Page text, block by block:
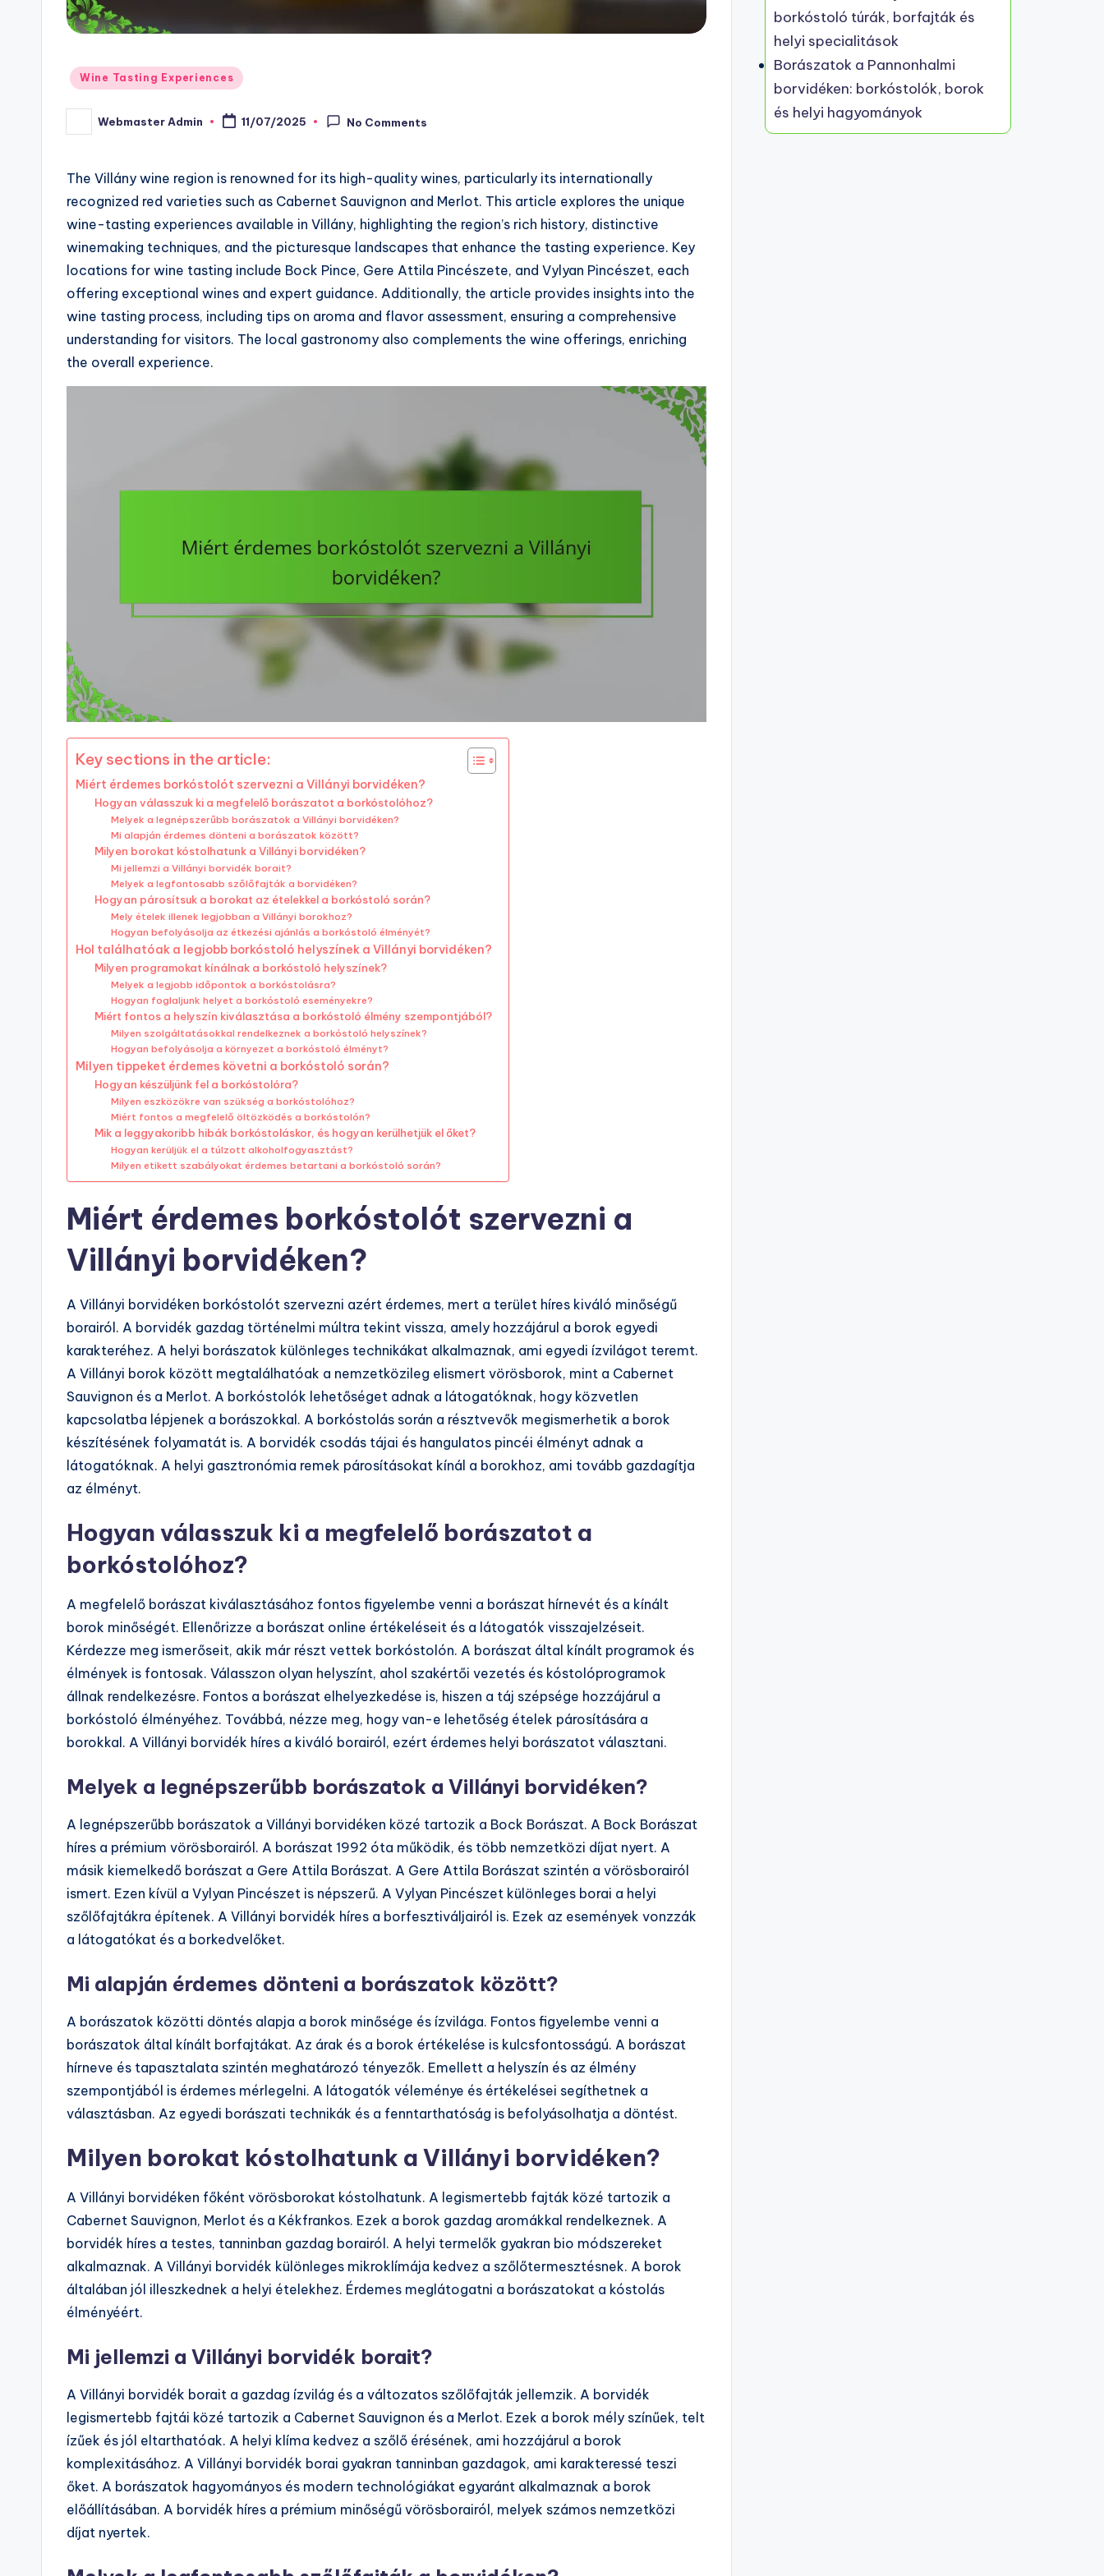
Posted
Wine Tasting Experiences
Posted
by
Webmaster Admin 11/07/2025 No Comments
The Villány wine region is renowned for its high-quality wines, particularly its internationally
recognized red varieties such as Cabernet Sauvignon and Merlot. This article explores the unique
wine-tasting experiences available in Villány, highlighting the region’s rich history, distinctive
winemaking techniques, and the picturesque landscapes that enhance the tasting experience. Key
locations for wine tasting include Bock Pince, Gere Attila Pincészete, and Vylyan Pincészet, each
offering exceptional wines and expert guidance. Additionally, the article provides insights into the
wine tasting process, including tips on aroma and flavor assessment, ensuring a comprehensive
understanding for visitors. The local gastronomy also complements the wine offerings, enriching
the overall experience.
Key sections in the article:
Miért érdemes borkóstolót szervezni a Villányi borvidéken?
Hogyan válasszuk ki a megfelelő borászatot a borkóstolóhoz?
Melyek a legnépszerűbb borászatok a Villányi borvidéken?
Mi alapján érdemes dönteni a borászatok között?
Milyen borokat kóstolhatunk a Villányi borvidéken?
Mi jellemzi a Villányi borvidék borait?
Melyek a legfontosabb szőlőfajták a borvidéken?
Hogyan párosítsuk a borokat az ételekkel a borkóstoló során?
Mely ételek illenek legjobban a Villányi borokhoz?
Hogyan befolyásolja az étkezési ajánlás a borkóstoló élményét?
Hol találhatóak a legjobb borkóstoló helyszínek a Villányi borvidéken?
Milyen programokat kínálnak a borkóstoló helyszínek?
Melyek a legjobb időpontok a borkóstolásra?
Hogyan foglaljunk helyet a borkóstoló eseményekre?
Miért fontos a helyszín kiválasztása a borkóstoló élmény szempontjából?
Milyen szolgáltatásokkal rendelkeznek a borkóstoló helyszínek?
Hogyan befolyásolja a környezet a borkóstoló élményt?
Milyen tippeket érdemes követni a borkóstoló során?
Hogyan készüljünk fel a borkóstolóra?
Milyen eszközökre van szükség a borkóstolóhoz?
Miért fontos a megfelelő öltözködés a borkóstolón?
Mik a leggyakoribb hibák borkóstoláskor, és hogyan kerülhetjük el őket?
Hogyan kerüljük el a túlzott alkoholfogyasztást?
Milyen etikett szabályokat érdemes betartani a borkóstoló során?
Miért érdemes borkóstolót szervezni a
Villányi borvidéken?
A Villányi borvidéken borkóstolót szervezni azért érdemes, mert a terület híres kiváló minőségű
borairól. A borvidék gazdag történelmi múltra tekint vissza, amely hozzájárul a borok egyedi
karakteréhez. A helyi borászatok különleges technikákat alkalmaznak, ami egyedi ízvilágot teremt.
A Villányi borok között megtalálhatóak a nemzetközileg elismert vörösborok, mint a Cabernet
Sauvignon és a Merlot. A borkóstolók lehetőséget adnak a látogatóknak, hogy közvetlen
kapcsolatba lépjenek a borászokkal. A borkóstolás során a résztvevők megismerhetik a borok
készítésének folyamatát is. A borvidék csodás tájai és hangulatos pincéi élményt adnak a
látogatóknak. A helyi gasztronómia remek párosításokat kínál a borokhoz, ami tovább gazdagítja
az élményt.
Hogyan válasszuk ki a megfelelő borászatot a
borkóstolóhoz?
A megfelelő borászat kiválasztásához fontos figyelembe venni a borászat hírnevét és a kínált
borok minőségét. Ellenőrizze a borászat online értékeléseit és a látogatók visszajelzéseit.
Kérdezze meg ismerőseit, akik már részt vettek borkóstolón. A borászat által kínált programok és
élmények is fontosak. Válasszon olyan helyszínt, ahol szakértői vezetés és kóstolóprogramok
állnak rendelkezésre. Fontos a borászat elhelyezkedése is, hiszen a táj szépsége hozzájárul a
borkóstoló élményéhez. Továbbá, nézze meg, hogy van-e lehetőség ételek párosítására a
borokkal. A Villányi borvidék híres a kiváló borairól, ezért érdemes helyi borászatot választani.
Melyek a legnépszerűbb borászatok a Villányi borvidéken?
A legnépszerűbb borászatok a Villányi borvidéken közé tartozik a Bock Borászat. A Bock Borászat
híres a prémium vörösborairól. A borászat 1992 óta működik, és több nemzetközi díjat nyert. A
másik kiemelkedő borászat a Gere Attila Borászat. A Gere Attila Borászat szintén a vörösborairól
ismert. Ezen kívül a Vylyan Pincészet is népszerű. A Vylyan Pincészet különleges borai a helyi
szőlőfajtákra építenek. A Villányi borvidék híres a borfesztiváljairól is. Ezek az események vonzzák
a látogatókat és a borkedvelőket.
Mi alapján érdemes dönteni a borászatok között?
A borászatok közötti döntés alapja a borok minősége és ízvilága. Fontos figyelembe venni a
borászatok által kínált borfajtákat. Az árak és a borok értékelése is kulcsfontosságú. A borászat
hírneve és tapasztalata szintén meghatározó tényezők. Emellett a helyszín és az élmény
szempontjából is érdemes mérlegelni. A látogatók véleménye és értékelései segíthetnek a
választásban. Az egyedi borászati technikák és a fenntarthatóság is befolyásolhatja a döntést.
Milyen borokat kóstolhatunk a Villányi borvidéken?
A Villányi borvidéken főként vörösborokat kóstolhatunk. A legismertebb fajták közé tartozik a
Cabernet Sauvignon, Merlot és a Kékfrankos. Ezek a borok gazdag aromákkal rendelkeznek. A
borvidék híres a testes, tanninban gazdag borairól. A helyi termelők gyakran bio módszereket
alkalmaznak. A Villányi borvidék különleges mikroklímája kedvez a szőlőtermesztésnek. A borok
általában jól illeszkednek a helyi ételekhez. Érdemes meglátogatni a borászatokat a kóstolás
élményéért.
Mi jellemzi a Villányi borvidék borait?
A Villányi borvidék borait a gazdag ízvilág és a változatos szőlőfajták jellemzik. A borvidék
legismertebb fajtái közé tartozik a Cabernet Sauvignon és a Merlot. Ezek a borok mély színűek, telt
ízűek és jól eltarthatóak. A helyi klíma kedvez a szőlő érésének, ami hozzájárul a borok
komplexitásához. A Villányi borvidék borai gyakran tanninban gazdagok, ami karakteressé teszi
őket. A borászatok hagyományos és modern technológiákat egyaránt alkalmaznak a borok
előállításában. A borvidék híres a prémium minőségű vörösborairól, melyek számos nemzetközi
díjat nyertek.
borkóstoló túrák, borfajták és
helyi specialitások
Borászatok a Pannonhalmi
borvidéken: borkóstolók, borok
és helyi hagyományok